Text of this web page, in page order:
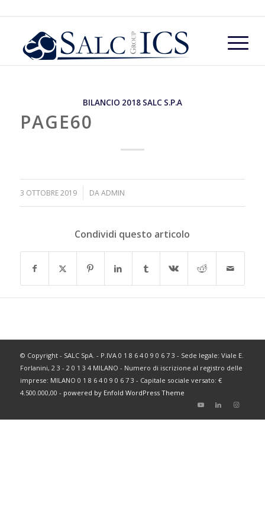
BILANCIO 2018 SALC S.P.A
PAGE60
3 OTTOBRE 2019 DAADMIN
Condividi questo articolo
© Copyright - SALC SpA. - P.IVA 0 1 8 6 4 0 9 0 6 7 3 - Sede legale: Viale E.
Forlanini, 2 3 - 2 0 1 3 4 MILANO - Numero di iscrizione al registro delle
imprese: MILANO 0 1 8 6 4 0 9 0 6 7 3 - Capitale sociale versato: €
4.500.000,00 - powered by Enfold WordPress Theme